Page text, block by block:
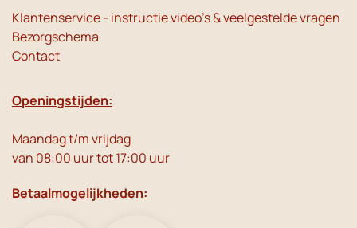
Klantenservice - instructie video's & veelgestelde vragen
Bezorgschema
Contact
Openingstijden:
Maandag t/m vrijdag
van 08:00 uur tot 17:00 uur
Betaalmogelijkheden: